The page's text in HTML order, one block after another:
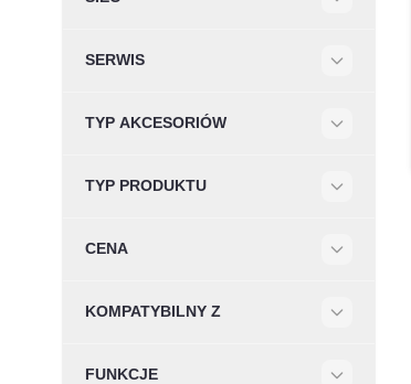
SERWIS
TYP AKCESORIÓW
TYP PRODUKTU
CENA
KOMPATYBILNY Z
FUNKCJE